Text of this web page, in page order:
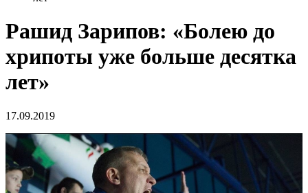
Рашид Зарипов: «Болею до
хрипоты уже больше десятка
лет»
17.09.2019